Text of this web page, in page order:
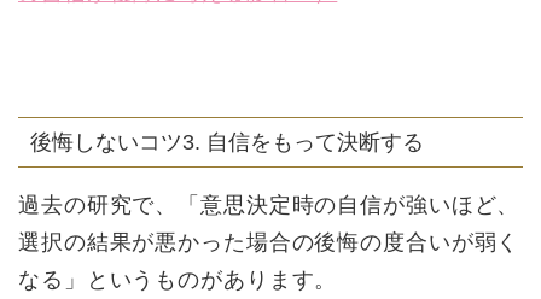
後悔しないコツ3. 自信をもって決断する
過去の研究で、「意思決定時の自信が強いほど、
選択の結果が悪かった場合の後悔の度合いが弱く
なる」というものがあります。